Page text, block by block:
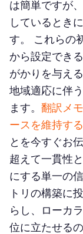
は簡単ですが
しているとき
す。 これらの
から設定でき
がかりを与え
地域適応に伴
ます。 翻訳メ
ースを維持す
とを今すぐお
超えて一貫性
にする単一の
トリの構築に
らし、ローカ
位に立たせる